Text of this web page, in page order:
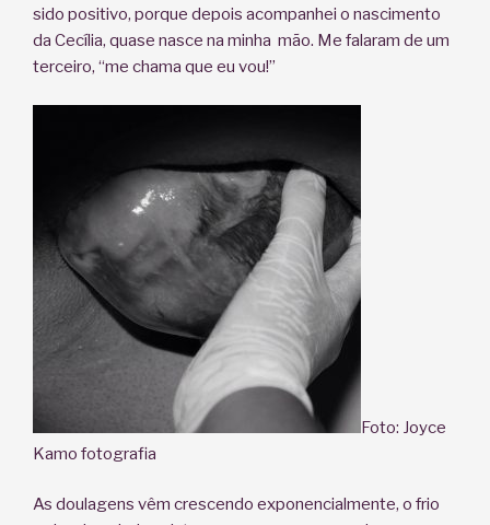
sido positivo, porque depois acompanhei o nascimento
da Cecília, quase nasce na minha mão. Me falaram de um
terceiro, “me chama que eu vou!”
Foto: Joyce
Kamo fotografia
As doulagens vêm crescendo exponencialmente, o frio